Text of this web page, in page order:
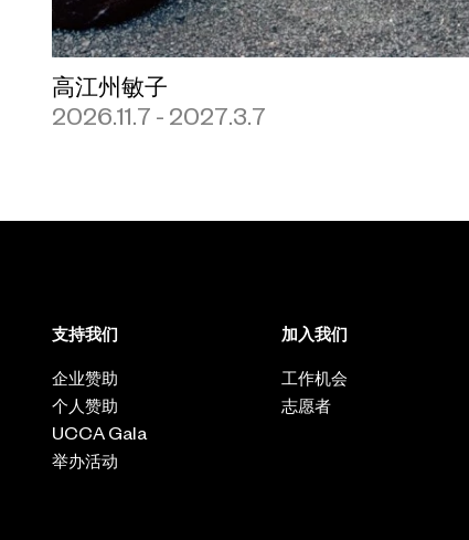
高江州敏子
2026.11.7 - 2027.3.7
支持我们
企业赞助
个人赞助
UCCA Gala
举办活动
加入我们
工作机会
志愿者